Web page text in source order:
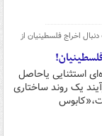
اخراج فلسطینیان از
استثنایی یاحاصل
یک روند ساختاری